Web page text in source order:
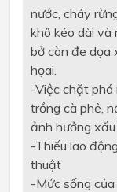
nước, cháy
khô kéo dài và
bở còn đe dọa
họai.
-Việc chặt phá
trồng cà phê,
ảnh hưởng
-Thiếu lao
thuật
-Mức sống